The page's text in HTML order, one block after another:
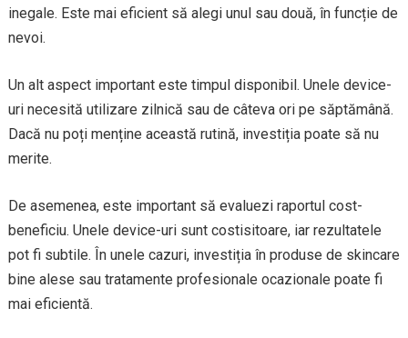
inegale. Este mai eficient să alegi unul sau două, în funcție de
nevoi.
Un alt aspect important este timpul disponibil. Unele device-
uri necesită utilizare zilnică sau de câteva ori pe săptămână.
Dacă nu poți menține această rutină, investiția poate să nu
merite.
De asemenea, este important să evaluezi raportul cost-
beneficiu. Unele device-uri sunt costisitoare, iar rezultatele
pot fi subtile. În unele cazuri, investiția în produse de skincare
bine alese sau tratamente profesionale ocazionale poate fi
mai eficientă.